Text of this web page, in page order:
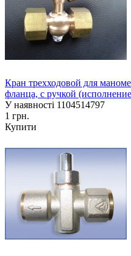
Кран трехходовой для
фланца, с ручкой
У наявності 1104514797
1 грн.
Купити